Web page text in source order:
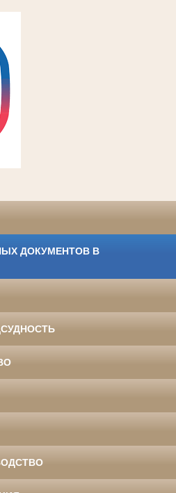
ДОКУМЕНТОВ В